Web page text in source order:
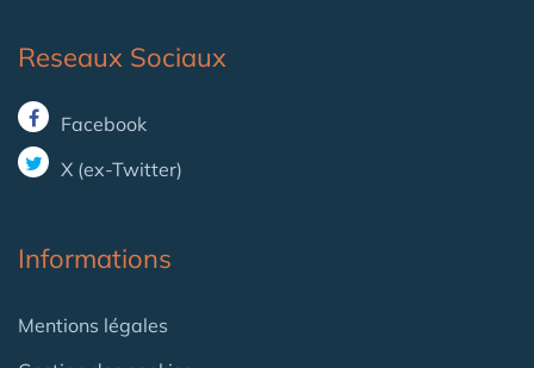
Reseaux Sociaux
Facebook
X (ex-Twitter)
Informations
Mentions légales